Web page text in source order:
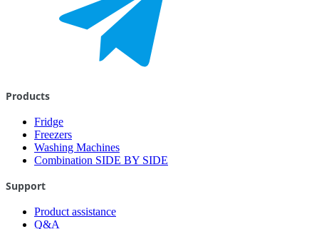
Products
Fridge
Freezers
Washing Machines
Combination SIDE BY SIDE
Support
Product assistance
Q&A